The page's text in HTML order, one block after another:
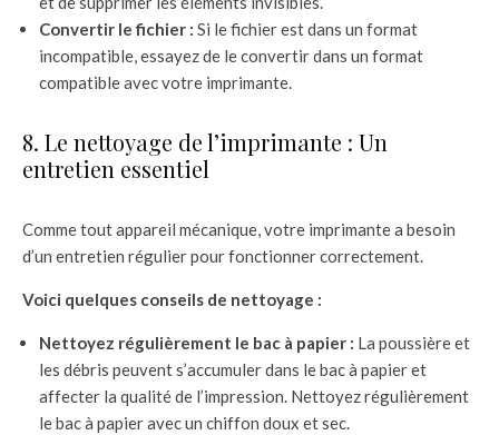
Convertir le fichier : Si le fichier est dans un format
incompatible, essayez de le convertir dans un format
compatible avec votre imprimante.
8. Le nettoyage de l’imprimante : Un
entretien essentiel
Comme tout appareil mécanique, votre imprimante a besoin
d’un entretien régulier pour fonctionner correctement.
Voici quelques conseils de nettoyage :
Nettoyez régulièrement le bac à papier : La poussière et
les débris peuvent s’accumuler dans le bac à papier et
affecter la qualité de l’impression. Nettoyez régulièrement
le bac à papier avec un chiffon doux et sec.